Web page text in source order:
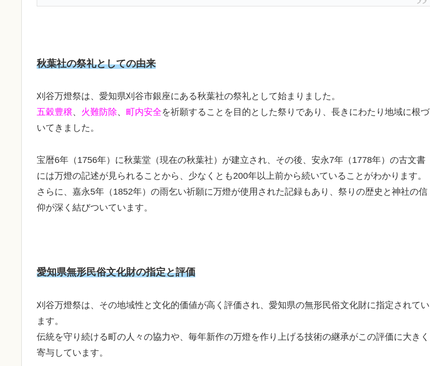
秋葉社の祭礼としての由来
刈谷万燈祭は、愛知県刈谷市銀座にある秋葉社の祭礼として始まりました。
五穀豊穣、 火難防除、 町内安全を祈願することを目的とした祭りであり、長きにわたり地域に根づ
いてきました。
宝暦6年（1756年）に秋葉堂（現在の秋葉社）が建立され、その後、安永7年（1778年）の古文書
には万燈の記述が見られることから、少なくとも200年以上前から続いていることがわかります。
さらに、嘉永5年（1852年）の雨乞い祈願に万燈が使用された記録もあり、祭りの歴史と神社の信
仰が深く結びついています。
愛知県無形民俗文化財の指定と評価
刈谷万燈祭は、その地域性と文化的価値が高く評価され、愛知県の無形民俗文化財に指定されてい
ます。
伝統を守り続ける町の人々の協力や、毎年新作の万燈を作り上げる技術の継承がこの評価に大きく
寄与しています。